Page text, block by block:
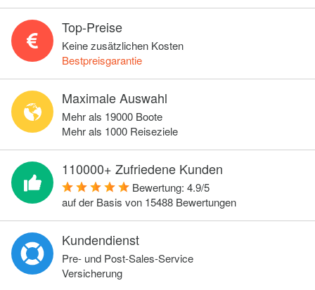
Top-Preise
Keine zusätzlichen Kosten
Bestpreisgarantie
Maximale Auswahl
Mehr als 19000 Boote
Mehr als 1000 Reiseziele
110000+ Zufriedene Kunden
Bewertung: 4.9/5
auf der Basis von 15488 Bewertungen
Kundendienst
Pre- und Post-Sales-Service
Versicherung